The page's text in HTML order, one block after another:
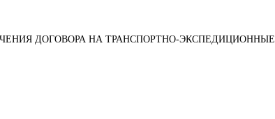
ДОГОВОРА НА ТРАНСПОРТНО-ЭКСПЕДИЦИОННЫЕ